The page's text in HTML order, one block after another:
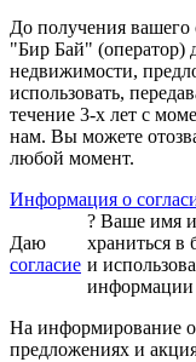
До получения
"Бир Бай" (оператор)
недвижимости,
использовать,
течение 3-х лет с
нам. Вы можете
любой момент.
Информация о
Даю
согласие
? Ваше имя и
храниться
и
информации
На информирование
предложениях и